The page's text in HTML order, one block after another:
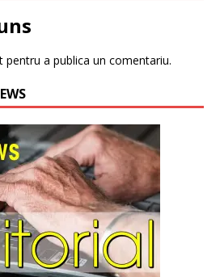
pentru a publica un comentariu.